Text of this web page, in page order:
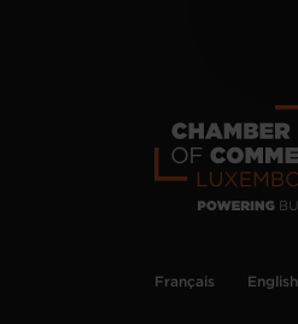
Français English